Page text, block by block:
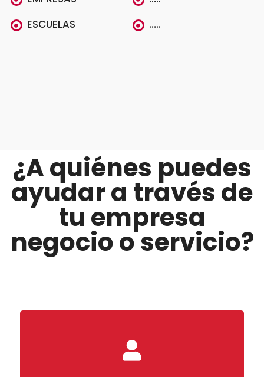
ESCUELAS
…..
¿A quiénes puedes
ayudar a través de
tu empresa
negocio o servicio?